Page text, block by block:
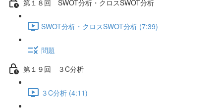
第１８回 SWOT分析・クロスSWOT分析
SWOT分析・クロスSWOT分析 (7:39)
問題
第１９回 ３C分析
３C分析 (4:11)